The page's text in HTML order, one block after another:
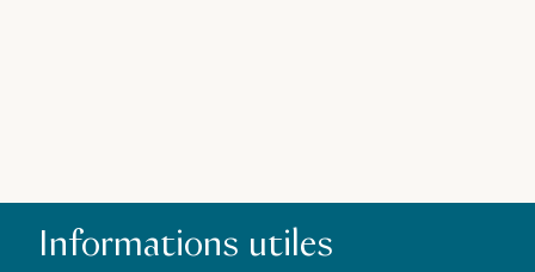
Informations utiles